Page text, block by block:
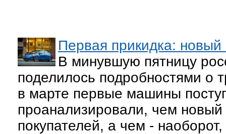
Первая прикидка:
В минувшую пятницу
поделилось подробностями о
в марте первые машины
проанализировали, чем
покупателей, а чем -